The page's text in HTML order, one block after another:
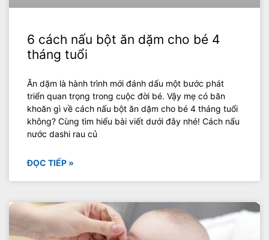
6 cách nấu bột ăn dặm cho bé 4
tháng tuổi
Ăn dặm là hành trình mới đánh dấu một bước phát
triển quan trọng trong cuộc đời bé. Vậy mẹ có băn
khoăn gì về cách nấu bột ăn dặm cho bé 4 tháng tuổi
không? Cùng tìm hiểu bài viết dưới đây nhé! Cách nấu
nước dashi rau củ
ĐỌC TIẾP »